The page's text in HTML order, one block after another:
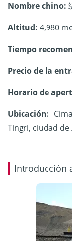
Nombre chino:
Altitud: 4,980
Tiempo
Precio de la
Horario de
Ubicación:
Tingri, ciudad de
Introducción